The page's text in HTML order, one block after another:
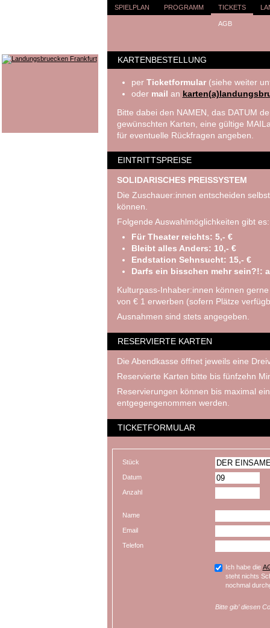
SPIELPLAN PROGRAMM TICKETS
AGB
KARTENBESTELLUNG
per Ticketformular(siehe weiter
oder mail an
Bitte dabei den NAMEN, das DATUM
gewünschten Karten, eine gültige
für eventuelle Rückfragen angeben.
EINTRITTSPREISE
SOLIDARISCHES PREISSYSTEM
Die Zuschauer:innen entscheiden
können.
Folgende Auswahlmöglichkeiten gibt es:
Für Theater reichts: 5,- €
Bleibt alles Anders: 10,- €
Endstation Sehnsucht: 15,- €
Darfs ein bisschen mehr sein?!:
Kulturpass-Inhaber:innen können
von € 1 erwerben (sofern Plätze
Ausnahmen sind stets angegeben.
RESERVIERTE KARTEN
Die Abendkasse öffnet jeweils eine
Reservierte Karten bitte bis fünfzehn
Reservierungen können bis maximal
entgegengenommen werden.
TICKETFORMULAR
Stück
Datum
Anzahl
Name
Email
Telefon
Ich habe die
steht nichts
nochmal
Bitte gib’ diesen